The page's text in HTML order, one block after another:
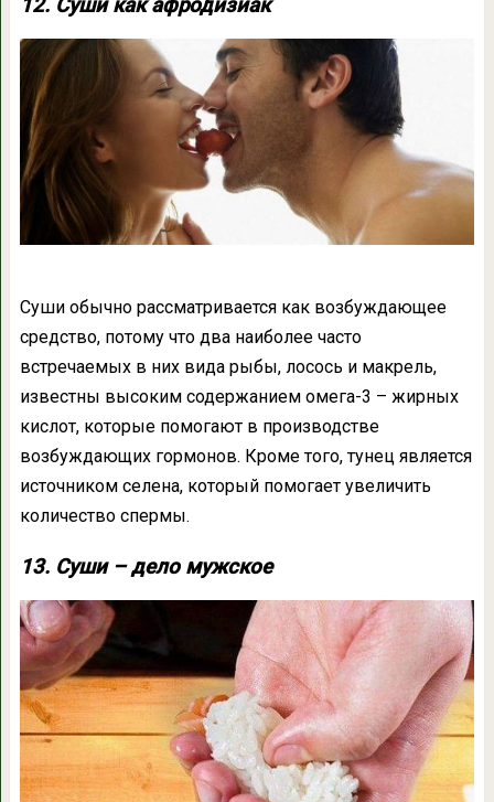
12. Суши как афродизиак
Суши обычно рассматривается как возбуждающее
средство, потому что два наиболее часто
встречаемых в них вида рыбы, лосось и макрель,
известны высоким содержанием омега-3 – жирных
кислот, которые помогают в производстве
возбуждающих гормонов. Кроме того, тунец является
источником селена, который помогает увеличить
количество спермы.
13. Суши – дело мужское